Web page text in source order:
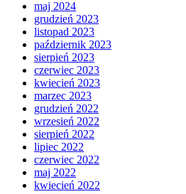
maj 2024
grudzień 2023
listopad 2023
październik 2023
sierpień 2023
czerwiec 2023
kwiecień 2023
marzec 2023
grudzień 2022
wrzesień 2022
sierpień 2022
lipiec 2022
czerwiec 2022
maj 2022
kwiecień 2022